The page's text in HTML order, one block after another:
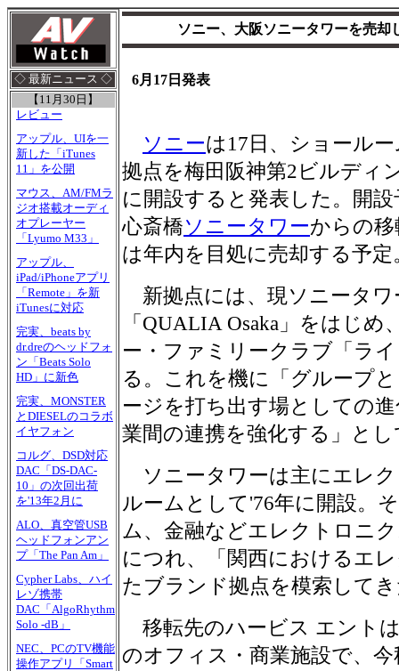
◇ 最新ニュース ◇
【11月30日】
レビュー
アップル、UIを一
新した「iTunes
11」を公開
マウス、AM/FMラ
ジオ搭載オーディ
オプレーヤー
「Lyumo M33」
アップル、
iPad/iPhoneアプリ
「Remote」を新
iTunesに対応
完実、beats by
dr.dreのヘッドフォ
ン「Beats Solo
HD」に新色
完実、MONSTER
とDIESELのコラボ
イヤフォン
コルグ、DSD対応
DAC「DS-DAC-
10」の次回出荷
を'13年2月に
ALO、真空管USB
ヘッドフォンアン
プ「The Pan Am」
Cypher Labs、ハイ
レゾ携帯
DAC「AlgoRhythm
Solo -dB」
NEC、PCのTV機能
操作アプリ「Smart
ソニー、大阪ソニータワーを売却
6月17日発表
ソニーは17日、ショール
拠点を梅田阪神第2ビルディ
に開設すると発表した。開
心斎橋ソニータワーからの
は年内を目処に売却する予定
新拠点には、現ソニータワ
「QUALIA Osaka」をはじ
ー・ファミリークラブ「ラ
る。これを機に「グループ
ージを打ち出す場としての
業間の連携を強化する」と
ソニータワーは主にエレ
ルームとして'76年に開設。
ム、金融などエレクトロニ
につれ、「関西におけるエ
たブランド拠点を模索して
移転先のハービス エント
のオフィス・商業施設で、